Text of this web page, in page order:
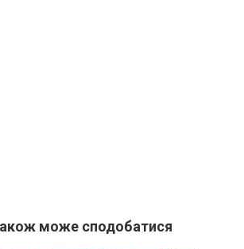
може сподобатися